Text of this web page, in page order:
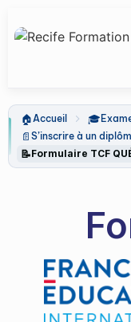
🏠Accueil 🎓
📄 S’inscrire à un
📝Formulaire TCF